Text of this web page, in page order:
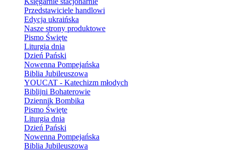
Przedstawiciele handlowi
Edycja ukraińska
Nasze strony produktowe
Pismo Święte
Liturgia dnia
Dzień Pański
Nowenna Pompejańska
Biblia Jubileuszowa
YOUCAT - Katechizm młodych
Biblijni Bohaterowie
Dziennik Bombika
Pismo Święte
Liturgia dnia
Dzień Pański
Nowenna Pompejańska
Biblia Jubileuszowa